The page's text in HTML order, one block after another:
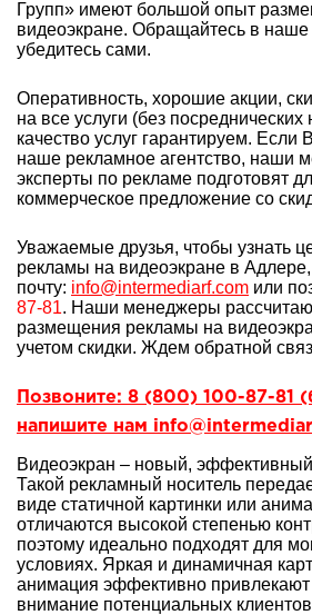
Групп» имеют большой опыт
видеоэкране. Обращайтесь в наше
убедитесь сами.
Оперативность, хорошие акции,
на все услуги (без посреднических
качество услуг гарантируем. Если
наше рекламное агентство, наши
эксперты по рекламе подготовят
коммерческое предложение со
Уважаемые друзья, чтобы узнать
рекламы на видеоэкране в
почту: info@intermediarf.com или
87-81. Наши менеджеры
размещения рекламы на
учетом скидки. Ждем обратной
Позвоните: 8 (800) 100-87-81
напишите нам
Видеоэкран – новый,
Такой рекламный носитель
виде статичной картинки или
отличаются высокой степенью
поэтому идеально подходят для
условиях. Яркая и динамичная
анимация эффективно
внимание потенциальных